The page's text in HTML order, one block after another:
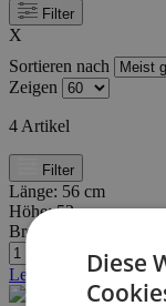
Filter
X
Sortieren nach
Zeigen
4 Artikel
Filter
Länge: 56 cm
Höhe:52 cm
Breite/Tiefe:
Letzte StückeDiese